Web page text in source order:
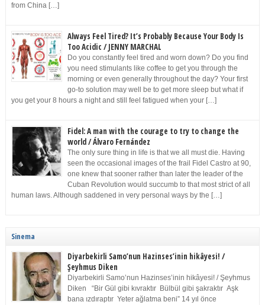
from China […]
Always Feel Tired? It’s Probably Because Your Body Is
Too Acidic / JENNY MARCHAL
Do you constantly feel tired and worn down? Do you find
you need stimulants like coffee to get you through the
morning or even generally throughout the day? Your first
go-to solution may well be to get more sleep but what if
you get your 8 hours a night and still feel fatigued when your […]
Fidel: A man with the courage to try to change the
world / Álvaro Fernández
The only sure thing in life is that we all must die. Having
seen the occasional images of the frail Fidel Castro at 90,
one knew that sooner rather than later the leader of the
Cuban Revolution would succumb to that most strict of all
human laws. Although saddened in very personal ways by the […]
Sinema
Diyarbekirli Samo’nun Hazinses’inin hikâyesi! /
Şeyhmus Diken
Diyarbekirli Samo’nun Hazinses’inin hikâyesi! / Şeyhmus
Diken “Bir Gül gibi kıvraktır Bülbül gibi şakraktır Aşk
bana ızdıraptır Yeter ağlatma beni” 14 yıl önce